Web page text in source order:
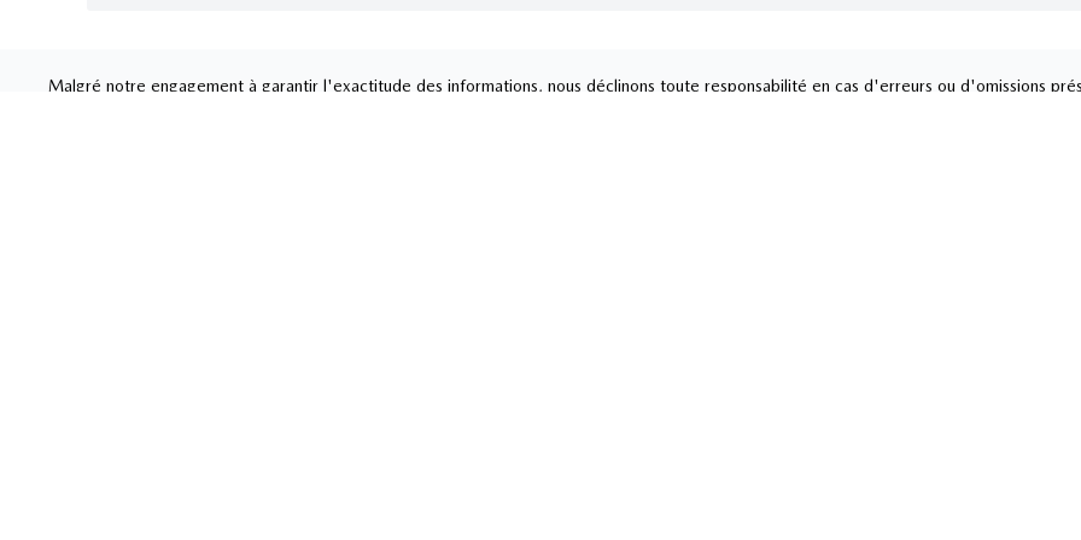
Malgré notre engagement à garantir l'exactitude des informations, nous déclinons toute responsabilité en cas d'erreurs ou d'omissions